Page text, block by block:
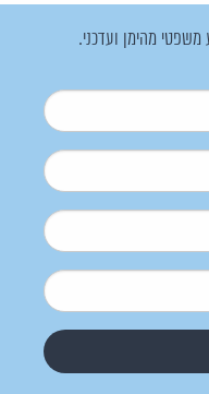
משפטי מהימן ועדכני.